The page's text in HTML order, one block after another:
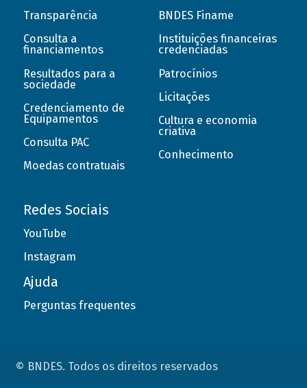
Transparência
Consulta a
financiamentos
Resultados para a
sociedade
Credenciamento de
Equipamentos
Consulta PAC
Moedas contratuais
BNDES Finame
Instituições financeiras
credenciadas
Patrocínios
Licitações
Cultura e economia
criativa
Conhecimento
Redes Sociais
YouTube
Instagram
Ajuda
Perguntas frequentes
© BNDES. Todos os direitos reservados